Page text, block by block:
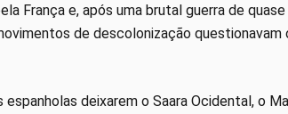
França e, após uma brutal guerra de
de descolonização
deixarem o Saara Ocidental, o